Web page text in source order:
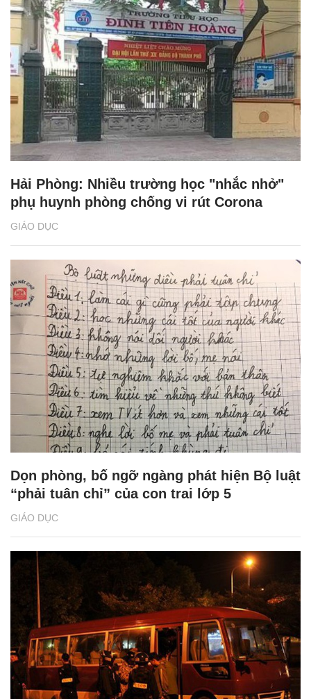
GIÁO DỤC
Hải Phòng: Nhiều trường học "nhắc nhở"
phụ huynh phòng chống vi rút Corona
GIÁO DỤC
Dọn phòng, bố ngỡ ngàng phát hiện Bộ luật
“phải tuân chỉ” của con trai lớp 5